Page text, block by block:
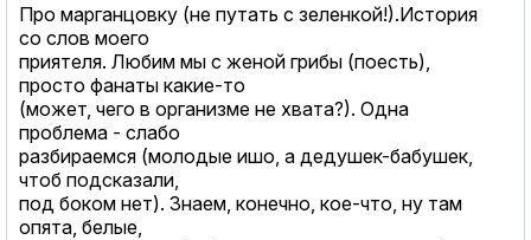
Про марганцовку (не путать с зеленкой!).История
со слов моего
приятеля. Любим мы с женой грибы (поесть),
просто фанаты какие-то
(может, чего в организме не хвата?). Одна
проблема - слабо
разбираемся (молодые ишо, а дедушек-бабушек,
чтоб подсказали,
под боком нет). Знаем, конечно, кое-что, ну там
опята, белые,